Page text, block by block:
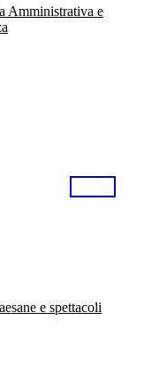
Amministrativa e
e spettacoli